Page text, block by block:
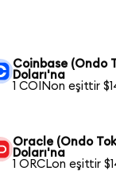
Coinbase (Ondo
Doları'na
1 COINon eşittir
Oracle (Ondo
Doları'na
1 ORCLon eşittir